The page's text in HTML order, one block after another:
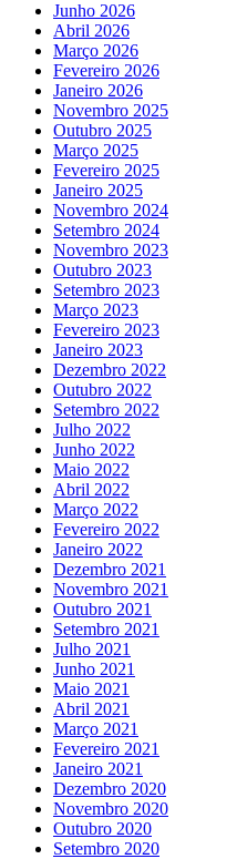
Junho 2026
Abril 2026
Março 2026
Fevereiro 2026
Janeiro 2026
Novembro 2025
Outubro 2025
Março 2025
Fevereiro 2025
Janeiro 2025
Novembro 2024
Setembro 2024
Novembro 2023
Outubro 2023
Setembro 2023
Março 2023
Fevereiro 2023
Janeiro 2023
Dezembro 2022
Outubro 2022
Setembro 2022
Julho 2022
Junho 2022
Maio 2022
Abril 2022
Março 2022
Fevereiro 2022
Janeiro 2022
Dezembro 2021
Novembro 2021
Outubro 2021
Setembro 2021
Julho 2021
Junho 2021
Maio 2021
Abril 2021
Março 2021
Fevereiro 2021
Janeiro 2021
Dezembro 2020
Novembro 2020
Outubro 2020
Setembro 2020